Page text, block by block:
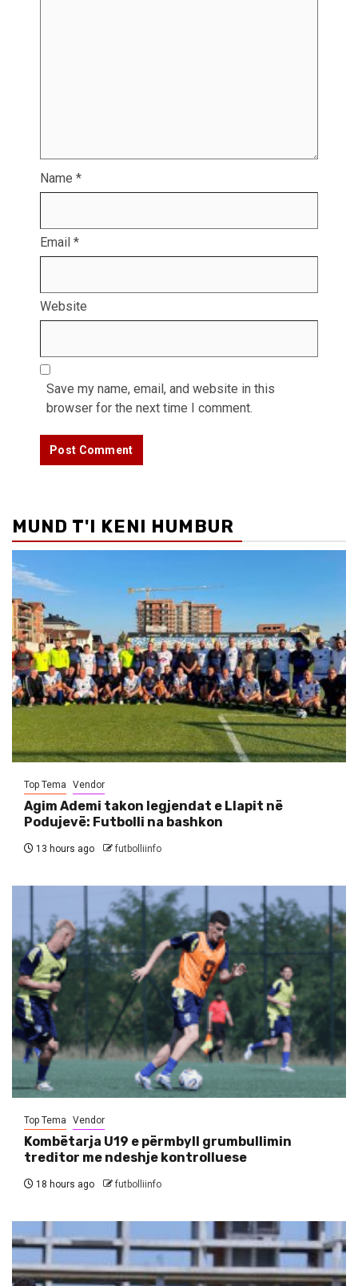
Name *
Email *
Website
Save my name, email, and website in this
browser for the next time I comment.
MUND T'I KENI HUMBUR
Top Tema Vendor
Agim Ademi takon legjendat e Llapit në
Podujevë: Futbolli na bashkon
13 hours ago futbolliinfo
Top Tema Vendor
Kombëtarja U19 e përmbyll grumbullimin
treditor me ndeshje kontrolluese
18 hours ago futbolliinfo